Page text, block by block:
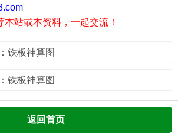
站或本资料，一起交流！
铁板神算图
铁板神算图
返回首页